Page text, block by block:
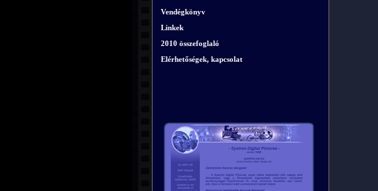
Vendégkönyv
Linkek
2010 összefoglaló
Elérhetőségek, kapcsolat